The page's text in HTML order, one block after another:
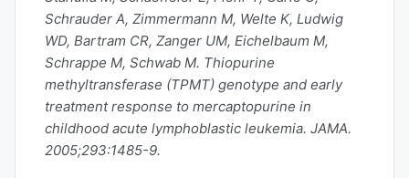
Schrauder A, Zimmermann M, Welte K, Ludwig
WD, Bartram CR, Zanger UM, Eichelbaum M,
Schrappe M, Schwab M. Thiopurine
methyltransferase (TPMT) genotype and early
treatment response to mercaptopurine in
childhood acute lymphoblastic leukemia. JAMA.
2005;293:1485-9.